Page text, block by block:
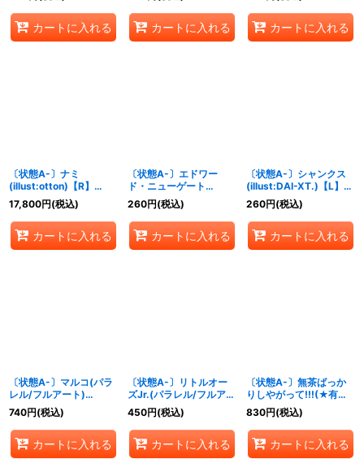
カートに入れる カートに入れる カートに入れる
〔状態A-〕ナミ
(illust:otton)【R】
{EB03-006}
17,800円(税込)
カートに入れる
〔状態A-〕エドワー
ド・ニューゲート
(illust:BISAI)【L】
{OP02-001}
260円(税込)
カートに入れる
〔状態A-〕シャンクス
(illust:DAI-XT.)【L】
{OP09-001}
260円(税込)
カートに入れる
〔状態A-〕マルコ(パラ
レル/フルアート)
【C/P】{ST30-008}
740円(税込)
カートに入れる
〔状態A-〕リトルオー
ズJr.(パラレル/フルアー
ト)【C/P】{ST30-
009}
450円(税込)
カートに入れる
〔状態A-〕無茶ばっか
りしやがって!!!(★有
り/foil)【C/P】{ST30-
017}
830円(税込)
カートに入れる